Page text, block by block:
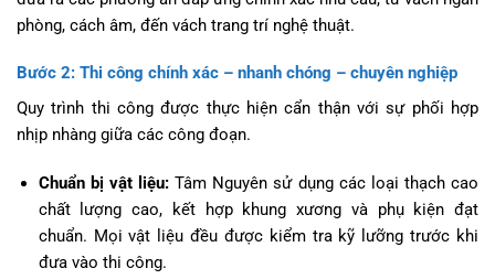
phòng, cách âm, đến vách trang trí nghệ thuật.
Bước 2: Thi công chính xác – nhanh chóng – chuyên nghiệp
Quy trình thi công được thực hiện cẩn thận với sự phối hợp
nhịp nhàng giữa các công đoạn.
Chuẩn bị vật liệu: Tâm Nguyên sử dụng các loại thạch cao
chất lượng cao, kết hợp khung xương và phụ kiện đạt
chuẩn. Mọi vật liệu đều được kiểm tra kỹ lưỡng trước khi
đưa vào thi công.